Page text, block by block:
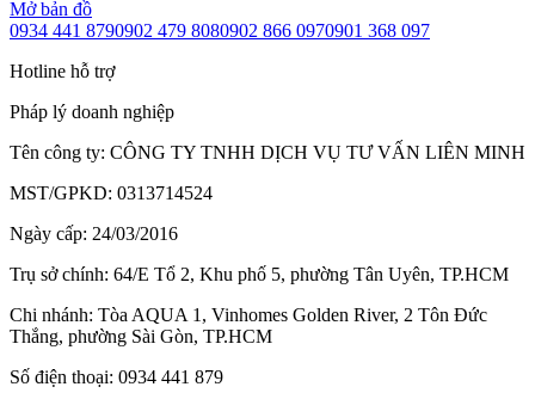
Mở bản đồ
0934 441 8790902 479 8080902 866 0970901 368 097
Hotline hỗ trợ
Pháp lý doanh nghiệp
Tên công ty: CÔNG TY TNHH DỊCH VỤ TƯ VẤN LIÊN MINH
MST/GPKD: 0313714524
Ngày cấp: 24/03/2016
Trụ sở chính: 64/E Tổ 2, Khu phố 5, phường Tân Uyên, TP.HCM
Chi nhánh: Tòa AQUA 1, Vinhomes Golden River, 2 Tôn Đức
Thắng, phường Sài Gòn, TP.HCM
Số điện thoại: 0934 441 879